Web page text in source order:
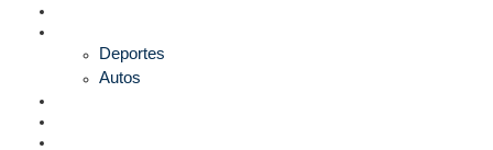
Deportes
Autos